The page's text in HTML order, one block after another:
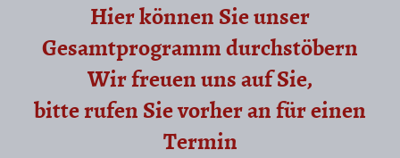
Hier können Sie unser
Gesamtprogramm durchstöbern
Wir freuen uns auf Sie,
bitte rufen Sie vorher an für einen
Termin